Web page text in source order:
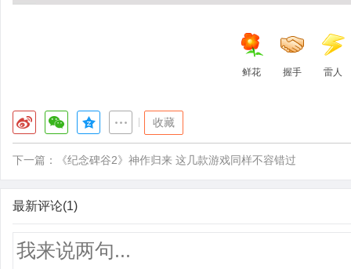
鲜花 握手 雷人
收藏
下一篇： 《纪念碑谷2》神作归来 这几款游戏同样不容错过
最新评论(1)